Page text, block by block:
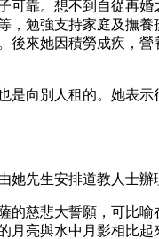
靠。想不到自從再
勉強支持家庭及撫
來她因積勞成疾，
是向別人租的。她表示
先生安排道教人士辦
慈悲大誓願，可比
亮與水中月影相比起